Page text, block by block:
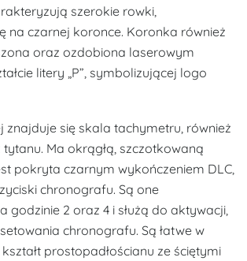
szerokie rowki,
na czarnej koronce. Koronka również
oraz ozdobiona laserowym
litery „P”, symbolizującej logo
znajduje się skala tachymetru, również
Ma okrągłą, szczotkowaną
pokryta czarnym wykończeniem DLC,
chronografu. Są one
godzinie 2 oraz 4 i służą do aktywacji,
chronografu. Są łatwe w
prostopadłościanu ze ściętymi